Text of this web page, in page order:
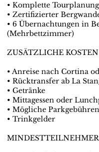
• Komplette Tourplanung
• Zertifizierter
• 6 Übernachtungen in
(Mehrbettzimmer)
ZUSÄTZLICHE KOSTEN
• Anreise nach Cortina
• Rücktransfer ab La
• Getränke
• Mittagessen oder
• Mögliche Parkgebühren
• Trinkgelder